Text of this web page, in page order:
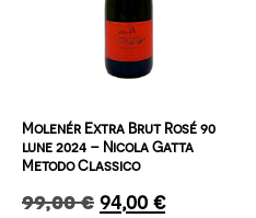
Molenér Extra Brut Rosé 90
lune 2024 – Nicola Gatta
Metodo Classico
99,00€ 94,00 €